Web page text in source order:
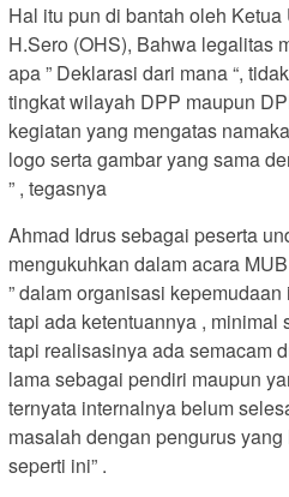
Hal itu pun di bantah oleh
H.Sero (OHS), Bahwa legalitas
apa ” Deklarasi dari mana “,
tingkat wilayah DPP maupun
kegiatan yang mengatas
logo serta gambar yang sama
” , tegasnya
Ahmad Idrus sebagai peserta
mengukuhkan dalam acara
” dalam organisasi
tapi ada ketentuannya , minimal
tapi realisasinya ada semacam
lama sebagai pendiri maupun
ternyata internalnya belum
masalah dengan pengurus
seperti ini” .